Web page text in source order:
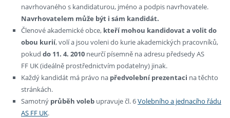
navrhovaného s kandidaturou, jméno a podpis navrhovatele.
Navrhovatelem může být i sám kandidát.
Členové akademické obce, kteří mohou kandidovat a volit do
obou kurií, volí a jsou voleni do kurie akademických pracovníků,
pokud do 11. 4. 2010 neurčí písemně na adresu předsedy AS
FF UK (ideálně prostřednictvím podatelny) jinak.
Každý kandidát má právo na předvolební prezentaci na těchto
stránkách.
Samotný průběh voleb upravuje čl. 6Volebního a jednacího řádu
AS FF UK.